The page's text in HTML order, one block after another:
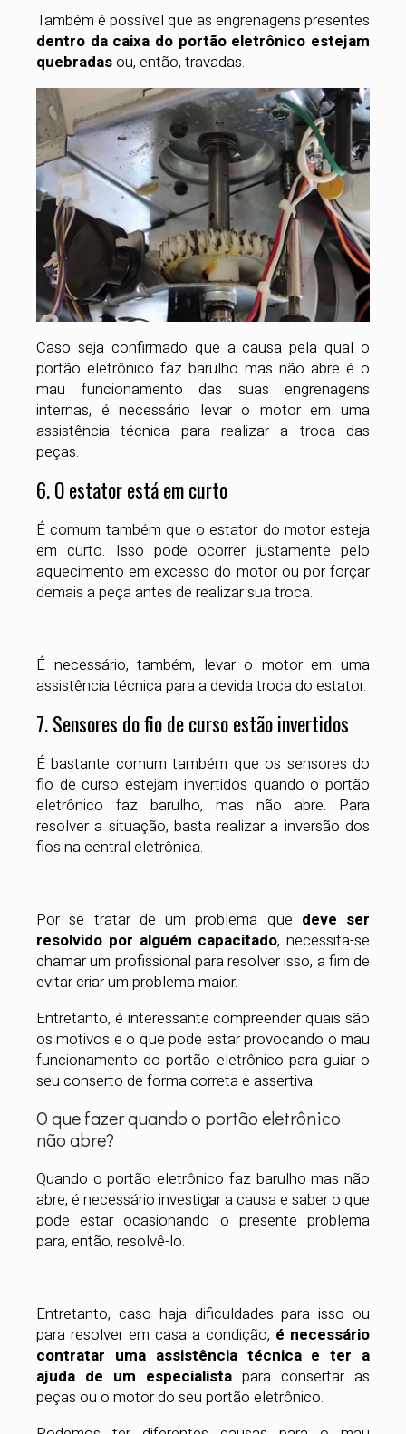
Também é possível que as engrenagens presentes
dentro da caixa do portão eletrônico estejam
quebradasou, então, travadas.
Caso seja confirmado que a causa pela qual o
portão eletrônico faz barulho mas não abre é o
mau funcionamento das suas engrenagens
internas, é necessário levar o motor em uma
assistência técnica para realizar a troca das
peças.
6. O estator está em curto
É comum também que o estator do motor esteja
em curto. Isso pode ocorrer justamente pelo
aquecimento em excesso do motor ou por forçar
demais a peça antes de realizar sua troca.
É necessário, também, levar o motor em uma
assistência técnica para a devida troca do estator.
7. Sensores do fio de curso estão invertidos
É bastante comum também que os sensores do
fio de curso estejam invertidos quando o portão
eletrônico faz barulho, mas não abre. Para
resolver a situação, basta realizar a inversão dos
fios na central eletrônica.
Por se tratar de um problema que deve ser
resolvido por alguém capacitado, necessita-se
chamar um profissional para resolver isso, a fim de
evitar criar um problema maior.
Entretanto, é interessante compreender quais são
os motivos e o que pode estar provocando o mau
funcionamento do portão eletrônico para guiar o
seu conserto de forma correta e assertiva.
O que fazer quando o portão eletrônico
não abre?
Quando o portão eletrônico faz barulho mas não
abre, é necessário investigar a causa e saber o que
pode estar ocasionando o presente problema
para, então, resolvê-lo.
Entretanto, caso haja dificuldades para isso ou
para resolver em casa a condição, é necessário
contratar uma assistência técnica e ter a
ajuda de um especialista para consertar as
peças ou o motor do seu portão eletrônico.